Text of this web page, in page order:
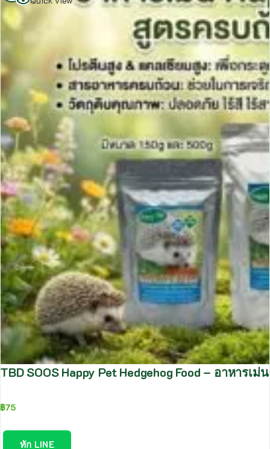
TBD SOOS Happy Pet Hedgehog Food – อาหารเ
฿75
ทัก LINE